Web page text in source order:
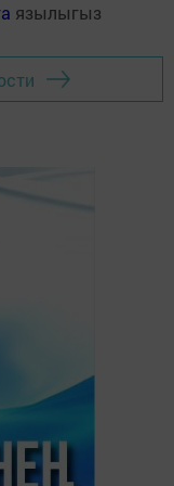
язылыгыз